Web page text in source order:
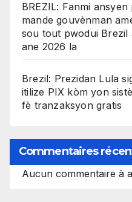
BREZIL: Fanmi
mande gouvènman
sou tout pwodui Brezil
ane 2026 la
Brezil: Prezidan Lula
itilize PIX kòm yon
fè tranzaksyon gratis
Commentaires
Aucun commentaire à